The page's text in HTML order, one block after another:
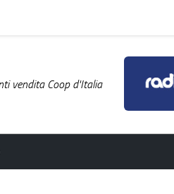
vendita Coop d'Italia